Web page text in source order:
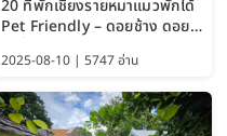
20 ที่พักเชียงรายหมาแมวพักได้
Pet Friendly – ดอยช้าง ดอย
2025-08-10 | 5747 อ่าน